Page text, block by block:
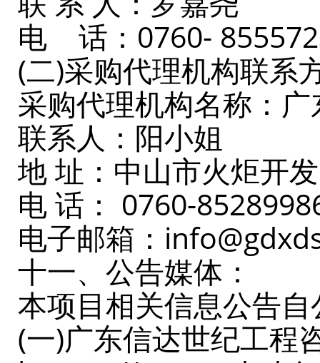
电 话：0760-
(二)采购代理机构联系
采购代理机构名称：
联系人：阳小姐
地 址：中山市火炬开
电 话： 0760-
电子邮箱：
十一、公告媒体：
本项目相关信息公告
(一)广东信达世纪工程